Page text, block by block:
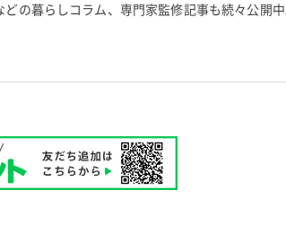
の暮らしコラム、専門家監修記事も続々公開中